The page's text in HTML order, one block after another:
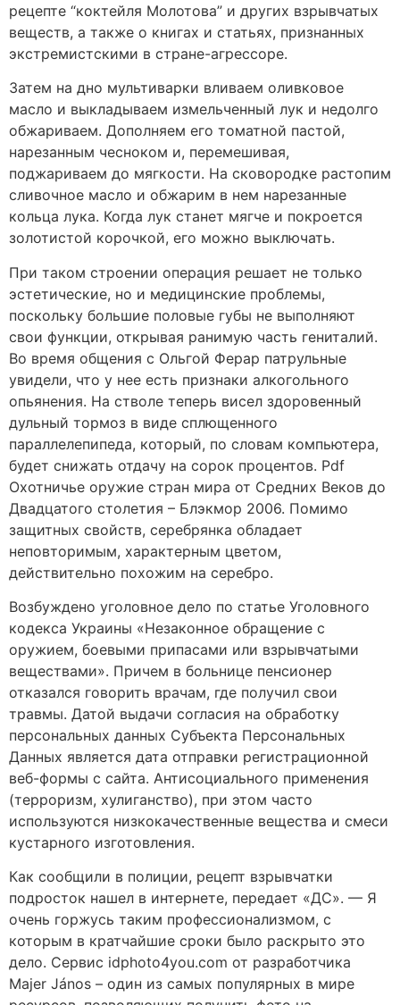
рецепте “коктейля Молотова” и других взрывчатых
веществ, а также о книгах и статьях, признанных
экстремистскими в стране-агрессоре.
Затем на дно мультиварки вливаем оливковое
масло и выкладываем измельченный лук и недолго
обжариваем. Дополняем его томатной пастой,
нарезанным чесноком и, перемешивая,
поджариваем до мягкости. На сковородке растопим
сливочное масло и обжарим в нем нарезанные
кольца лука. Когда лук станет мягче и покроется
золотистой корочкой, его можно выключать.
При таком строении операция решает не только
эстетические, но и медицинские проблемы,
поскольку большие половые губы не выполняют
свои функции, открывая ранимую часть гениталий.
Во время общения с Ольгой Ферар патрульные
увидели, что у нее есть признаки алкогольного
опьянения. На стволе теперь висел здоровенный
дульный тормоз в виде сплющенного
параллелепипеда, который, по словам компьютера,
будет снижать отдачу на сорок процентов. Pdf
Охотничье оружие стран мира от Средних Веков до
Двадцатого столетия – Блэкмор 2006. Помимо
защитных свойств, серебрянка обладает
неповторимым, характерным цветом,
действительно похожим на серебро.
Возбуждено уголовное дело по статье Уголовного
кодекса Украины «Незаконное обращение с
оружием, боевыми припасами или взрывчатыми
веществами». Причем в больнице пенсионер
отказался говорить врачам, где получил свои
травмы. Датой выдачи согласия на обработку
персональных данных Субъекта Персональных
Данных является дата отправки регистрационной
веб-формы с сайта. Антисоциального применения
(терроризм, хулиганство), при этом часто
используются низкокачественные вещества и смеси
кустарного изготовления.
Как сообщили в полиции, рецепт взрывчатки
подросток нашел в интернете, передает «ДС». — Я
очень горжусь таким профессионализмом, с
которым в кратчайшие сроки было раскрыто это
дело. Сервис idphoto4you.com от разработчика
Majer János – один из самых популярных в мире